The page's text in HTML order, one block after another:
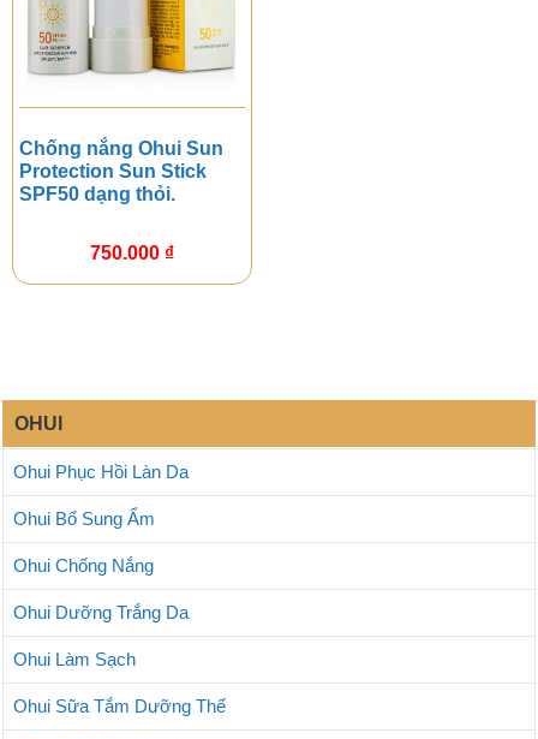
Chống nắng Ohui Sun
Protection Sun Stick
SPF50 dạng thỏi.
750.000 ₫
OHUI
Ohui Phục Hồi Làn Da
Ohui Bổ Sung Ẩm
Ohui Chống Nắng
Ohui Dưỡng Trắng Da
Ohui Làm Sạch
Ohui Sữa Tắm Dưỡng Thể